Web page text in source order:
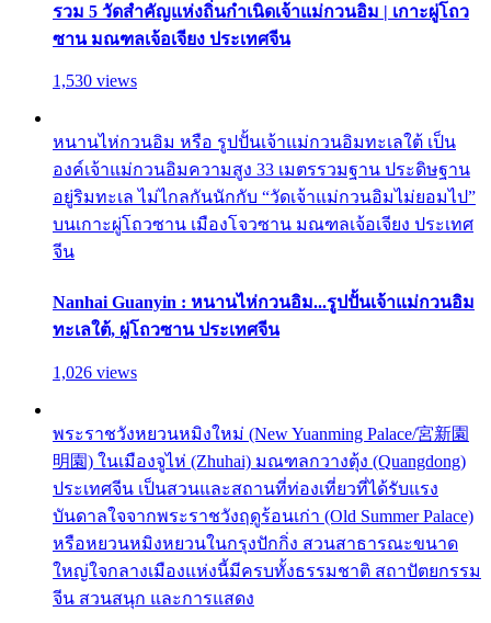
รวม 5 วัดสำคัญแห่งถิ่นกำเนิดเจ้าแม่กวนอิม | เกาะผู่โถว
ซาน มณฑลเจ้อเจียง ประเทศจีน
1,530 views
หนานไห่กวนอิม หรือ รูปปั้นเจ้าแม่กวนอิมทะเลใต้ เป็น
องค์เจ้าแม่กวนอิมความสูง 33 เมตรรวมฐาน ประดิษฐาน
อยู่ริมทะเล ไม่ไกลกันนักกับ “วัดเจ้าแม่กวนอิมไม่ยอมไป”
บนเกาะผู่โถวซาน เมืองโจวซาน มณฑลเจ้อเจียง ประเทศ
จีน
Nanhai Guanyin : หนานไห่กวนอิม...รูปปั้นเจ้าแม่กวนอิม
ทะเลใต้, ผู่โถวซาน ประเทศจีน
1,026 views
พระราชวังหยวนหมิงใหม่ (New Yuanming Palace/宮新園
明園) ในเมืองจูไห่ (Zhuhai) มณฑลกวางตุ้ง (Quangdong)
ประเทศจีน เป็นสวนและสถานที่ท่องเที่ยวที่ได้รับแรง
บันดาลใจจากพระราชวังฤดูร้อนเก่า (Old Summer Palace)
หรือหยวนหมิงหยวนในกรุงปักกิ่ง สวนสาธารณะขนาด
ใหญ่ใจกลางเมืองแห่งนี้มีครบทั้งธรรมชาติ สถาปัตยกรรม
จีน สวนสนุก และการแสดง